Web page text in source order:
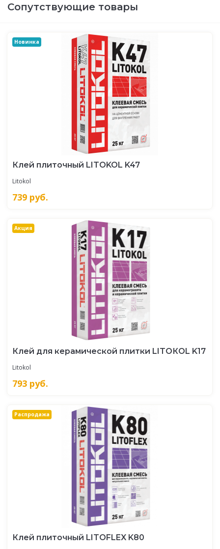
Сопутствующие товары
Новинка
Клей плиточный LITOKOL K47
Litokol
739 руб.
Акция
Клей для керамической плитки LITOКOL K17
Litokol
793 руб.
Распродажа
Клей плиточный LITOFLEX K80